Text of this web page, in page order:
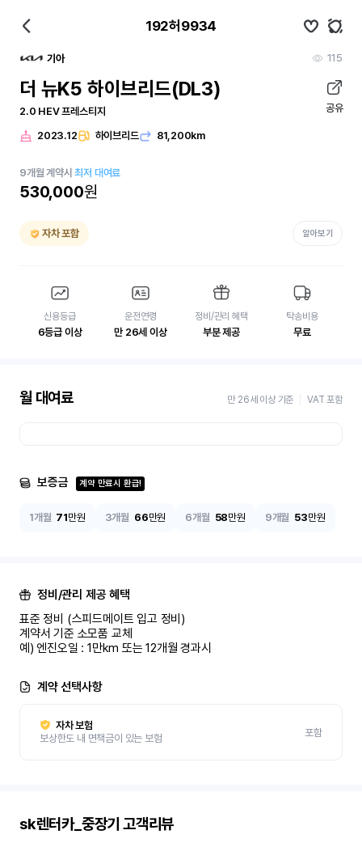
192허9934
기아 115
더 뉴K5 하이브리드(DL3)
2.0 HEV 프레스티지 공유
2023.12 하이브리드 81,200km
9개월 계약시최저 대여료
530,000원
자차 포함 알아보기
신용등급
6등급 이상
운전연령
만 26세 이상
정비/관리 혜택
부분 제공
탁송비용
무료
월 대여료 만 26세 이상 기준 VAT 포함
보증금 계약 만료시 환급!
1개월 71만원 3개월 66만원 6개월 58만원 9개월 53만원
정비/관리 제공 혜택
표준 정비 (스피드메이트 입고 정비)
계약서 기준 소모품 교체
예) 엔진오일 : 1만km 또는 12개월 경과시
계약 선택사항
자차 보험
보상한도 내 면책금이 있는 보험
포함
sk렌터카_중장기 고객리뷰